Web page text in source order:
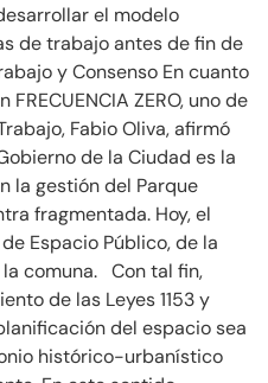
el modelo
de trabajo antes de fin de
y Consenso En cuanto
ZERO, uno de
Fabio Oliva, afirmó
de la Ciudad es la
la gestión del Parque
fragmentada. Hoy, el
Espacio Público, de la
comuna. Con tal fin,
de las Leyes 1153 y
del espacio sea
histórico-urbanístico